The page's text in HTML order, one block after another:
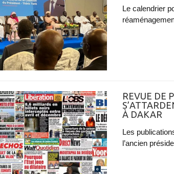
Le calendrier
REVUE DE
À DAKAR
Les
l’ancien